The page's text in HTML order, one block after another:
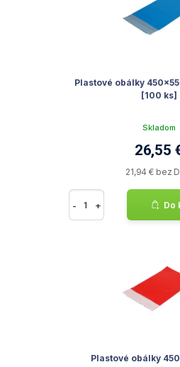
Plastové obálky
[100 ks]
Skladom
26,55
21,94 € bez
- + Do
Plastové obálky